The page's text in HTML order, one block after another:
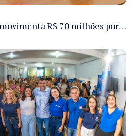
Pesca esportiva movimenta R$ 70 milhões por ano e ganha espaço na economia sustentável do Amazonas